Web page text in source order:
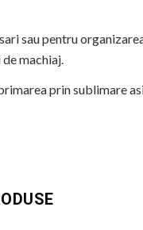
sau pentru
machiaj.
prin sublimare
bijuterii sau alte
si la expunere